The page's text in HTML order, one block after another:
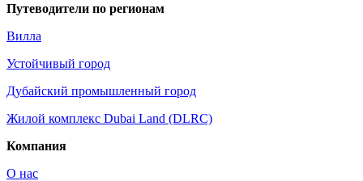
Путеводители по регионам
Вилла
Устойчивый город
Дубайский промышленный город
Жилой комплекс Dubai Land (DLRC)
Компания
О нас